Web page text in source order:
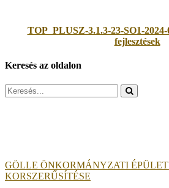
TOP_PLUSZ-3.1.3-23-SO1-
fejlesztések
Keresés az oldalon
Search
for:
GÖLLE ÖNKORMÁNYZATI
KORSZERŰSÍTÉSE